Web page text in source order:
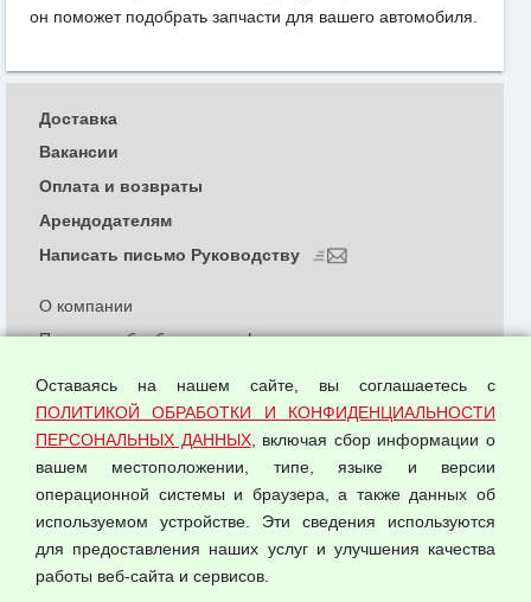
он поможет подобрать запчасти для вашего автомобиля.
© 2026 ООО "Феникс"
О компании
Политика обработки и конфиденциальности
Согласием на обработку персональных данных
Оферта оптовой купли-продажи
Публичная оферта
Доставка
Вакансии
Оплата и возвраты
Арендодателям
Написать письмо Руководству
Оставаясь на нашем сайте, вы соглашаетесь с
ПОЛИТИКОЙ ОБРАБОТКИ И КОНФИДЕНЦИАЛЬНОСТИ
ПЕРСОНАЛЬНЫХ ДАННЫХ, включая сбор информации о
вашем местоположении, типе, языке и версии
операционной системы и браузера, а также данных об
используемом устройстве. Эти сведения используются
для предоставления наших услуг и улучшения качества
работы веб-сайта и сервисов.